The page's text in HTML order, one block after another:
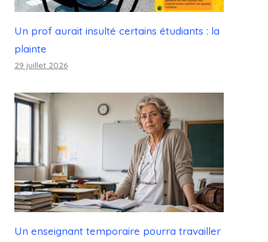
Un prof aurait insulté certains étudiants : la
plainte
29 juillet 2026
Un enseignant temporaire pourra travailler